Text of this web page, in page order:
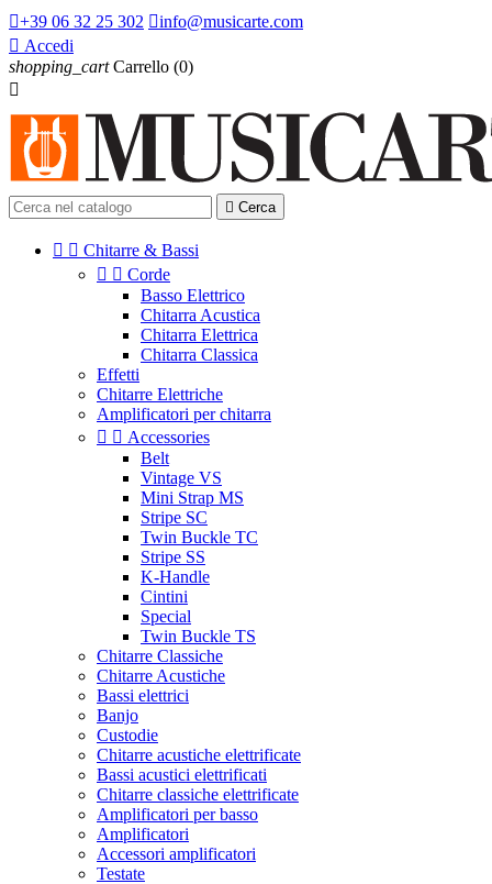
+39 06 32 25 302 info@musicarte.com
 Accedi
shopping_cart Carrello (0)

 Cerca
  Chitarre & Bassi
  Corde
Basso Elettrico
Chitarra Acustica
Chitarra Elettrica
Chitarra Classica
Effetti
Chitarre Elettriche
Amplificatori per chitarra
  Accessories
Belt
Vintage VS
Mini Strap MS
Stripe SC
Twin Buckle TC
Stripe SS
K-Handle
Cintini
Special
Twin Buckle TS
Chitarre Classiche
Chitarre Acustiche
Bassi elettrici
Banjo
Custodie
Chitarre acustiche elettrificate
Bassi acustici elettrificati
Chitarre classiche elettrificate
Amplificatori per basso
Amplificatori
Accessori amplificatori
Testate